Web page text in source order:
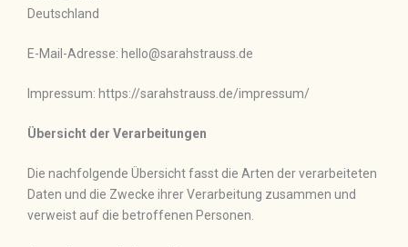
Deutschland
E-Mail-Adresse: hello@sarahstrauss.de
Impressum: https://sarahstrauss.de/impressum/
Übersicht der Verarbeitungen
Die nachfolgende Übersicht fasst die Arten der verarbeiteten
Daten und die Zwecke ihrer Verarbeitung zusammen und
verweist auf die betroffenen Personen.